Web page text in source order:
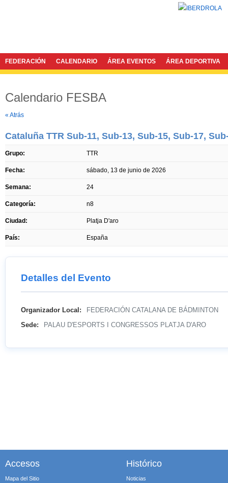
FEDERACIÓN CALENDARIO ÁREA EVENTOS ÁREA DEPORTIVA
Calendario FESBA
« Atrás
Cataluña TTR Sub-11, Sub-13, Sub-15, Sub-17,
Grupo: TTR
Fecha: sábado, 13 de junio de 2026
Semana: 24
Categoría: n8
Ciudad: Platja D'aro
País: España
Detalles del Evento
Organizador Local: FEDERACIÓN CATALANA DE BÁDMINTON
Sede: PALAU D'ESPORTS I CONGRESSOS PLATJA D'ARO
Accesos
Mapa del Sitio
Histórico
Noticias